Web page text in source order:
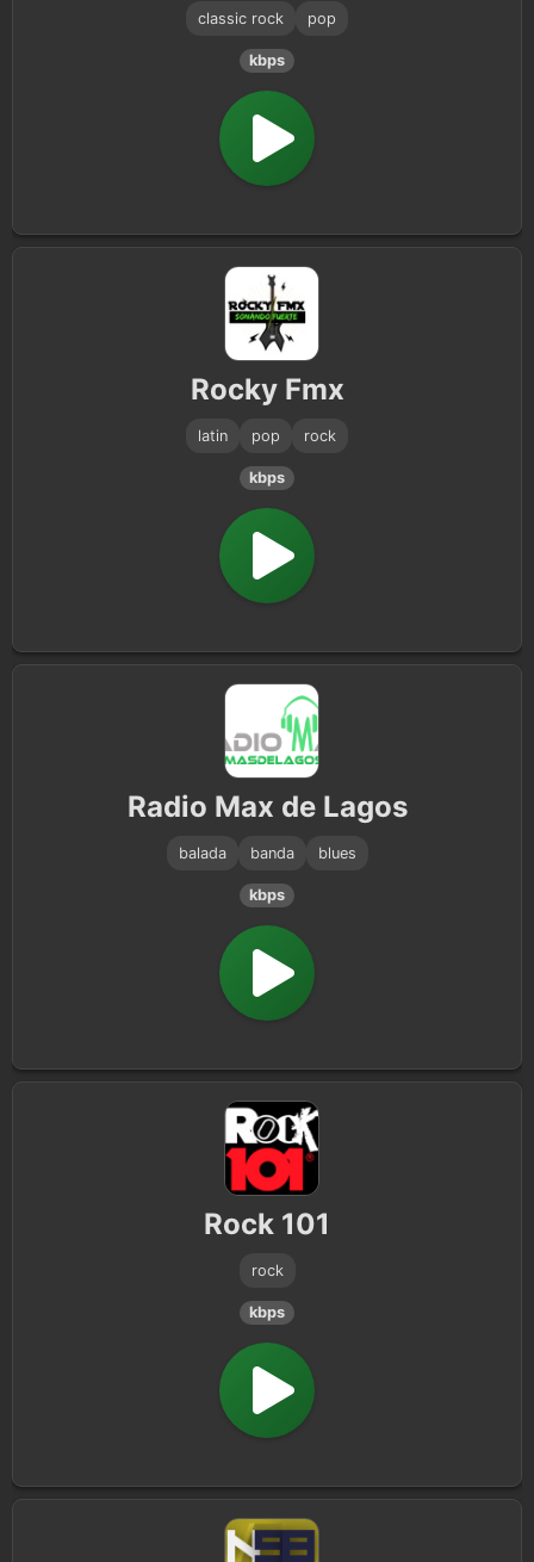
classic rock pop
kbps
Rocky Fmx
latin pop rock
kbps
Radio Max de Lagos
balada banda blues
kbps
Rock 101
rock
kbps